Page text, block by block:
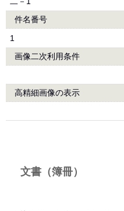
件名番号
1
画像二次利用条件
高精細画像の表示
文書（簿冊）